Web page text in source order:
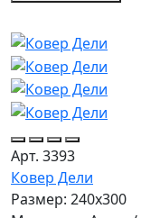
Арт. 3393
Ковер Дели
Размер: 240х300